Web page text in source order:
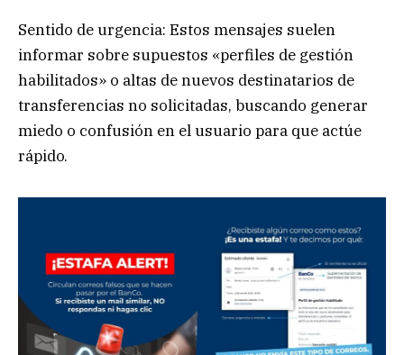
Sentido de urgencia: Estos mensajes suelen
informar sobre supuestos «perfiles de gestión
habilitados» o altas de nuevos destinatarios de
transferencias no solicitadas, buscando generar
miedo o confusión en el usuario para que actúe
rápido.